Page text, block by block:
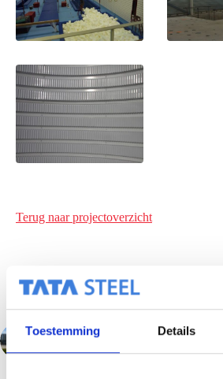
Toestemming Details
Terug naar projectoverzicht